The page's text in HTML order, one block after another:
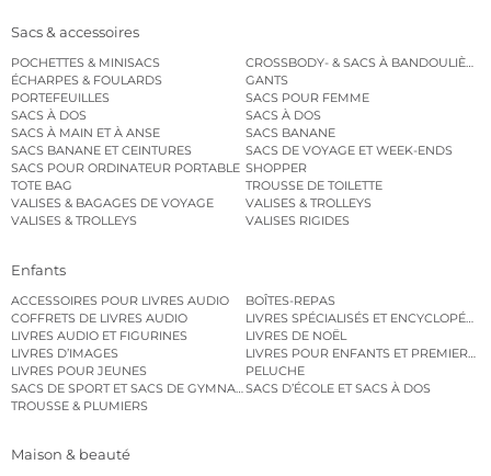
Sacs & accessoires
POCHETTES & MINISACS
CROSSBODY- & SACS À BANDOULIÈRE
ÉCHARPES & FOULARDS
GANTS
PORTEFEUILLES
SACS POUR FEMME
SACS À DOS
SACS À DOS
SACS À MAIN ET À ANSE
SACS BANANE
SACS BANANE ET CEINTURES
SACS DE VOYAGE ET WEEK-ENDS
SACS POUR ORDINATEUR PORTABLE SHOPPER
TOTE BAG
TROUSSE DE TOILETTE
VALISES & BAGAGES DE VOYAGE
VALISES & TROLLEYS
VALISES & TROLLEYS
VALISES RIGIDES
Enfants
ACCESSOIRES POUR LIVRES AUDIO
BOÎTES-REPAS
COFFRETS DE LIVRES AUDIO
LIVRES SPÉCIALISÉS ET
LIVRES AUDIO ET FIGURINES
LIVRES DE NOËL
LIVRES D’IMAGES
LIVRES POUR ENFANTS ET PREMIERS
LIVRES POUR JEUNES
PELUCHE
SACS DE SPORT ET SACS DE GYMNASTIQUESACS D’ÉCOLE ET SACS À DOS
TROUSSE & PLUMIERS
Maison & beauté